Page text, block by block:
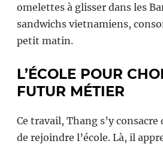
omelettes à glisser dans les
sandwichs vietnamiens,
petit matin.
L’ÉCOLE POUR
FUTUR MÉTIER
Ce travail, Thang s’y consacre
de rejoindre l’école. Là, il